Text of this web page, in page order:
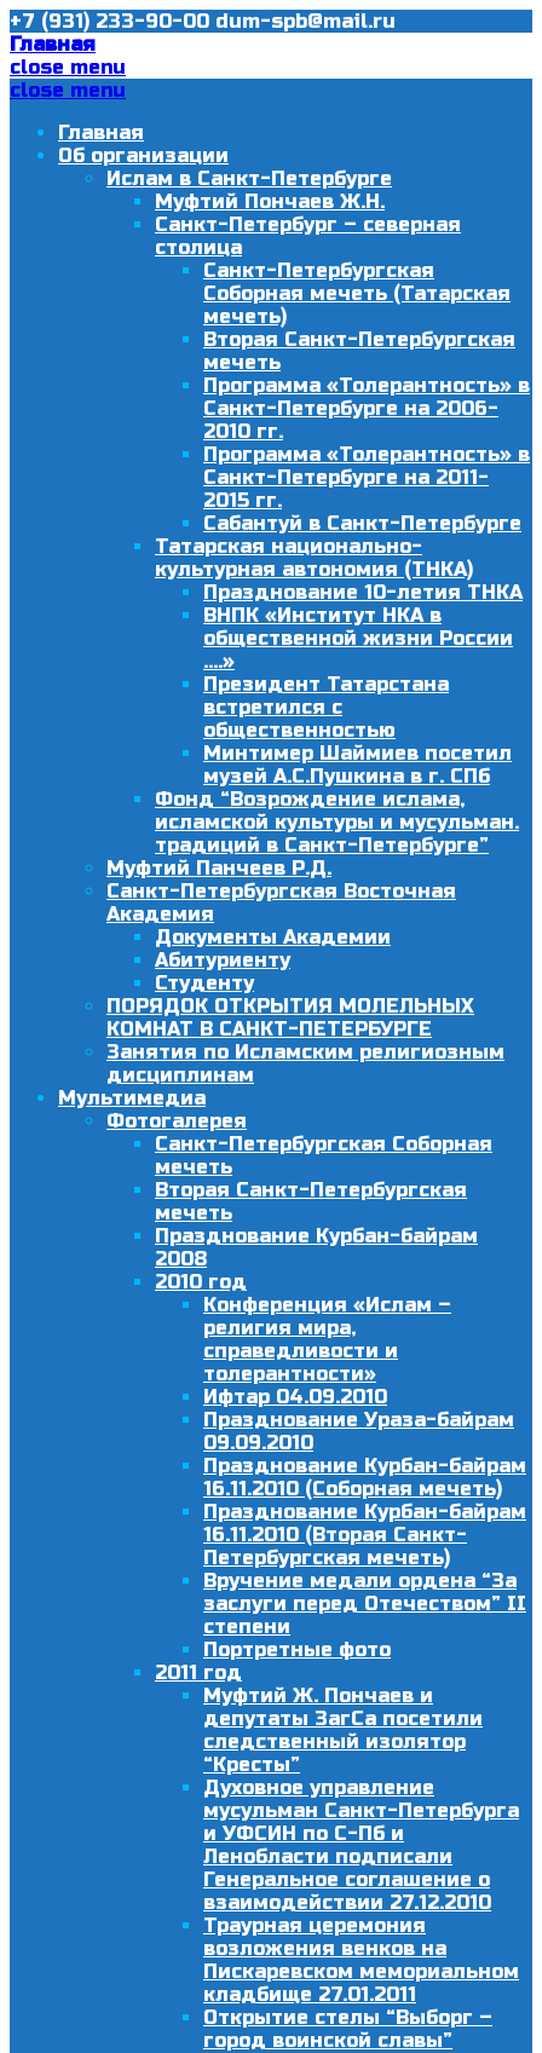
+7 (931) 233-90-00 dum-spb@mail.ru
Главная
close menu
close menu
Главная
Об организации
Ислам в Санкт-Петербурге
Муфтий Пончаев Ж.Н.
Санкт-Петербург – северная
столица
Санкт-Петербургская
Соборная мечеть (Татарская
мечеть)
Вторая Санкт-Петербургская
мечеть
Программа «Толерантность» в
Санкт-Петербурге на 2006-
2010 гг.
Программа «Толерантность» в
Санкт-Петербурге на 2011-
2015 гг.
Сабантуй в Санкт-Петербурге
Татарская национально-
культурная автономия (ТНКА)
Празднование 10-летия ТНКА
ВНПК «Институт НКА в
общественной жизни России
….»
Президент Татарстана
встретился с
общественностью
Минтимер Шаймиев посетил
музей А.С.Пушкина в г. СПб
Фонд “Возрождение ислама,
исламской культуры и мусульман.
традиций в Санкт-Петербурге”
Муфтий Панчеев Р.Д.
Санкт-Петербургская Восточная
Академия
Документы Академии
Абитуриенту
Студенту
ПОРЯДОК ОТКРЫТИЯ МОЛЕЛЬНЫХ
КОМНАТ В САНКТ-ПЕТЕРБУРГЕ
Занятия по Исламским религиозным
дисциплинам
Мультимедиа
Фотогалерея
Санкт-Петербургская Соборная
мечеть
Вторая Санкт-Петербургская
мечеть
Празднование Курбан-байрам
2008
2010 год
Конференция «Ислам –
религия мира,
справедливости и
толерантности»
Ифтар 04.09.2010
Празднование Ураза-байрам
09.09.2010
Празднование Курбан-байрам
16.11.2010 (Соборная мечеть)
Празднование Курбан-байрам
16.11.2010 (Вторая Санкт-
Петербургская мечеть)
Вручение медали ордена “За
заслуги перед Отечеством” II
степени
Портретные фото
2011 год
Муфтий Ж. Пончаев и
депутаты ЗагСа посетили
следственный изолятор
“Кресты”
Духовное управление
мусульман Санкт-Петербурга
и УФСИН по С-Пб и
Ленобласти подписали
Генеральное соглашение о
взаимодействии 27.12.2010
Траурная церемония
возложения венков на
Пискаревском мемориальном
кладбище 27.01.2011
Открытие стелы “Выборг –
город воинской славы”